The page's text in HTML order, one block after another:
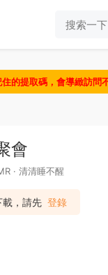
提取碼，會導緻訪問
會
· 清清睡不醒
載，請先 登錄